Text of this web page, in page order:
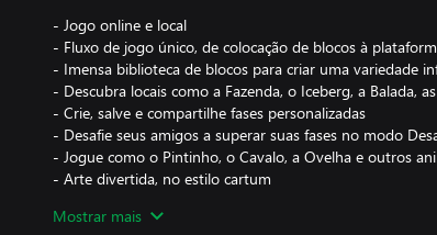
- Jogo online e local
- Fluxo de jogo único, de colocação de blocos à
- Imensa biblioteca de blocos para criar uma variedade
- Descubra locais como a Fazenda, o Iceberg, a Balada,
- Crie, salve e compartilhe fases personalizadas
- Desafie seus amigos a superar suas fases no modo
- Jogue como o Pintinho, o Cavalo, a Ovelha e outros
- Arte divertida, no estilo cartum
Mostrar mais